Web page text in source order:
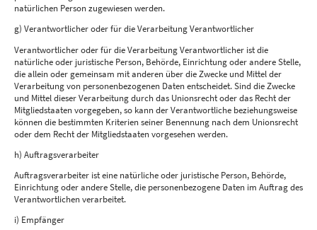
natürlichen Person zugewiesen werden.
g) Verantwortlicher oder für die Verarbeitung Verantwortlicher
Verantwortlicher oder für die Verarbeitung Verantwortlicher ist die
natürliche oder juristische Person, Behörde, Einrichtung oder andere Stelle,
die allein oder gemeinsam mit anderen über die Zwecke und Mittel der
Verarbeitung von personenbezogenen Daten entscheidet. Sind die Zwecke
und Mittel dieser Verarbeitung durch das Unionsrecht oder das Recht der
Mitgliedstaaten vorgegeben, so kann der Verantwortliche beziehungsweise
können die bestimmten Kriterien seiner Benennung nach dem Unionsrecht
oder dem Recht der Mitgliedstaaten vorgesehen werden.
h) Auftragsverarbeiter
Auftragsverarbeiter ist eine natürliche oder juristische Person, Behörde,
Einrichtung oder andere Stelle, die personenbezogene Daten im Auftrag des
Verantwortlichen verarbeitet.
i) Empfänger